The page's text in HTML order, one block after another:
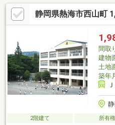
お荷物が多い家族でもすっきりと
静岡県熱海市西山町
間取
建物
土地
築年
2階建て 所有権